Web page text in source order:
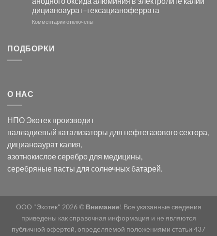
с
помощью
модификации
электродов
серебра
и
дицианоаурат–гексацианоферрата
Комментариик
оксида
в
электролите
калий
дицианоаурат–
гексацианоферрата
отключены
ПОДБОРКИ
О НАС
НПО Экотек производит
палладиевый катализаторы для нефтегазового сектора,
дицианоаурат калия,
азотнокислое серебро для медицины,
серебряные пасты для солнечных батарей.
ООО "Экотек" 2026 © Внимание! Все указанные сведения
приведены как справочная информация и не являются
публичной офертой, определяемой положениями статьи 437